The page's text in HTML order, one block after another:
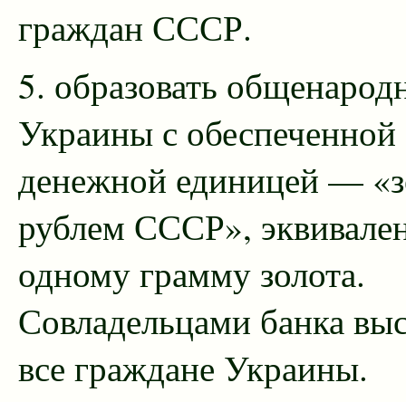
граждан СССР.
5. образовать
Украины с обеспеченной
денежной единицей —
рублем СССР»,
одному грамму золота.
Совладельцами банка
все граждане Украины.